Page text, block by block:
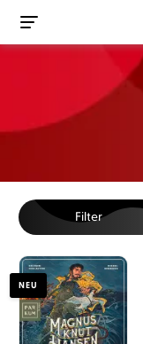
Filter
NEU